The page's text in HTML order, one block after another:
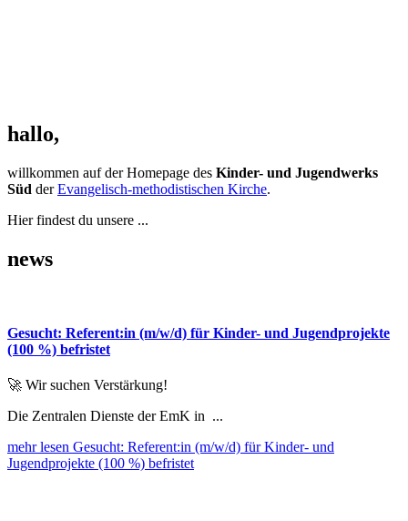
hallo,
willkommen auf der Homepage des Kinder- und Jugendwerks
Süd derEvangelisch-methodistischen Kirche.
Hier findest du unsere ...
news
Gesucht: Referent:in (m/w/d) für Kinder- und Jugendprojekte
(100 %) befristet
🚀 Wir suchen Verstärkung!
Die Zentralen Dienste der EmK in ...
mehr lesen Gesucht: Referent:in (m/w/d) für Kinder- und
Jugendprojekte (100 %) befristet